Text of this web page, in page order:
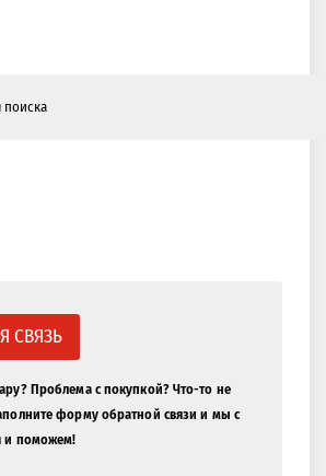
СВЯЗЬ
Проблема с покупкой? Что-то не
форму обратной связи и мы с
и поможем!